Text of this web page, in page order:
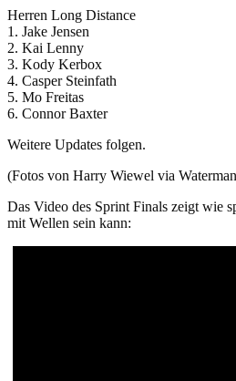
Herren Long Distance
1. Jake Jensen
2. Kai Lenny
3. Kody Kerbox
4. Casper Steinfath
5. Mo Freitas
6. Connor Baxter
Weitere Updates folgen.
(Fotos von Harry Wiewel via
Das Video des Sprint Finals zeigt wie
mit Wellen sein kann: